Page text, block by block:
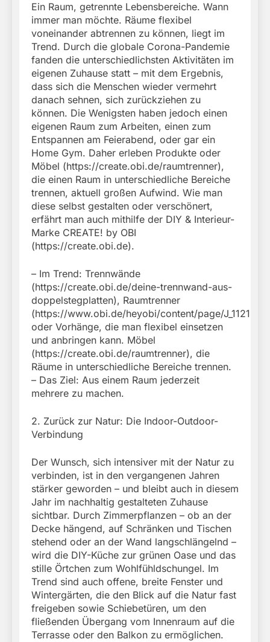
Ein Raum, getrennte Lebensbereiche. Wann
immer man möchte. Räume flexibel
voneinander abtrennen zu können, liegt im
Trend. Durch die globale Corona-Pandemie
fanden die unterschiedlichsten Aktivitäten im
eigenen Zuhause statt – mit dem Ergebnis,
dass sich die Menschen wieder vermehrt
danach sehnen, sich zurückziehen zu
können. Die Wenigsten haben jedoch einen
eigenen Raum zum Arbeiten, einen zum
Entspannen am Feierabend, oder gar ein
Home Gym. Daher erleben Produkte oder
Möbel (https://create.obi.de/raumtrenner),
die einen Raum in unterschiedliche Bereiche
trennen, aktuell großen Aufwind. Wie man
diese selbst gestalten oder verschönert,
erfährt man auch mithilfe der DIY & Interieur-
Marke CREATE! by OBI
(https://create.obi.de).
– Im Trend: Trennwände
(https://create.obi.de/deine-trennwand-aus-
doppelstegplatten), Raumtrenner
(https://www.obi.de/heyobi/content/page/J_11215)
oder Vorhänge, die man flexibel einsetzen
und anbringen kann. Möbel
(https://create.obi.de/raumtrenner), die
Räume in unterschiedliche Bereiche trennen.
– Das Ziel: Aus einem Raum jederzeit
mehrere zu machen.
2. Zurück zur Natur: Die Indoor-Outdoor-
Verbindung
Der Wunsch, sich intensiver mit der Natur zu
verbinden, ist in den vergangenen Jahren
stärker geworden – und bleibt auch in diesem
Jahr im nachhaltig gestalteten Zuhause
sichtbar. Durch Zimmerpflanzen – ob an der
Decke hängend, auf Schränken und Tischen
stehend oder an der Wand langschlängelnd –
wird die DIY-Küche zur grünen Oase und das
stille Örtchen zum Wohlfühldschungel. Im
Trend sind auch offene, breite Fenster und
Wintergärten, die den Blick auf die Natur fast
freigeben sowie Schiebetüren, um den
fließenden Übergang vom Innenraum auf die
Terrasse oder den Balkon zu ermöglichen.